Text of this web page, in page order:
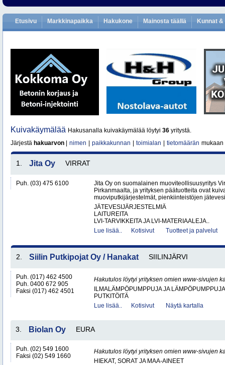
Etusivu Markkinapaikka Hakukone Mainosta täällä Kunnat
Kuivakäymälää Hakusanalla kuivakäymälää löytyi 36 yritystä.
Järjestä hakuarvon nimen paikkakunnan toimialan tietomäärän mukaan
1. Jita Oy VIRRAT
Puh. (03) 475 6100
Jita Oy on suomalainen muoviteollisuusyritys
Pirkanmaalta, ja yrityksen päätuotteita ovat
muoviputkijärjestelmät, pienkiinteistöjen
JÄTEVESIJÄRJESTELMIÄ
LAITUREITA
LVI-TARVIKKEITA JA LVI-MATERIAALEJA..
Lue lisää..
Kotisivut Tuotteet ja palvelut
2. Siilin Putkipojat Oy / Hanakat SIILINJÄRVI
Puh. (017) 462 4500
Puh. 0400 672 905
Faksi (017) 462 4501
Hakutulos löytyi yrityksen omien www-sivujen
ILMALÄMPÖPUMPPUJA JA LÄMPÖPUMPPUJA
PUTKITÖITÄ
Lue lisää..
Kotisivut Näytä kartalla
3. Biolan Oy EURA
Puh. (02) 549 1600
Faksi (02) 549 1660
Hakutulos löytyi yrityksen omien www-sivujen
HIEKAT, SORAT JA MAA-AINEET